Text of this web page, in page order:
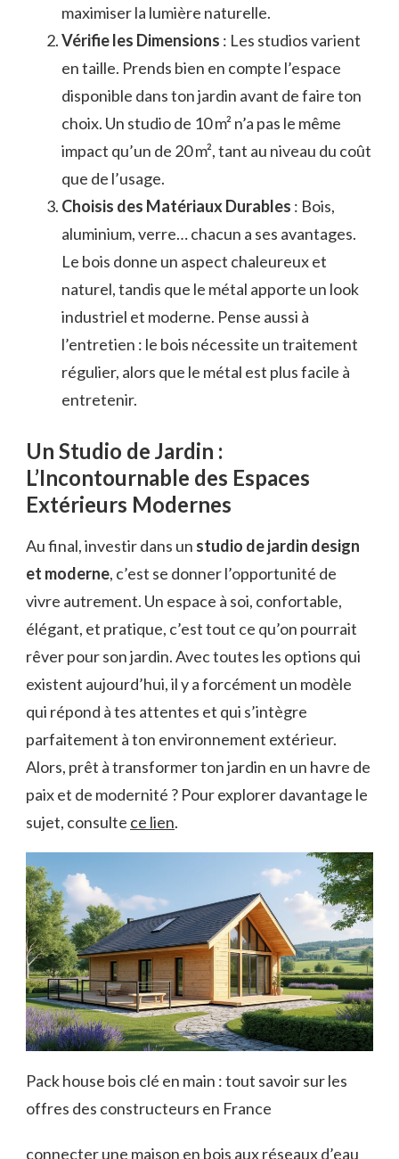
maximiser la lumière naturelle.
Vérifie les Dimensions : Les studios varient
en taille. Prends bien en compte l’espace
disponible dans ton jardin avant de faire ton
choix. Un studio de 10 m² n’a pas le même
impact qu’un de 20 m², tant au niveau du coût
que de l’usage.
Choisis des Matériaux Durables : Bois,
aluminium, verre… chacun a ses avantages.
Le bois donne un aspect chaleureux et
naturel, tandis que le métal apporte un look
industriel et moderne. Pense aussi à
l’entretien : le bois nécessite un traitement
régulier, alors que le métal est plus facile à
entretenir.
Un Studio de Jardin :
L’Incontournable des Espaces
Extérieurs Modernes
Au final, investir dans un studio de jardin design
et moderne, c’est se donner l’opportunité de
vivre autrement. Un espace à soi, confortable,
élégant, et pratique, c’est tout ce qu’on pourrait
rêver pour son jardin. Avec toutes les options qui
existent aujourd’hui, il y a forcément un modèle
qui répond à tes attentes et qui s’intègre
parfaitement à ton environnement extérieur.
Alors, prêt à transformer ton jardin en un havre de
paix et de modernité ? Pour explorer davantage le
sujet, consulte ce lien.
Pack house bois clé en main : tout savoir sur les
offres des constructeurs en France
connecter une maison en bois aux réseaux d’eau